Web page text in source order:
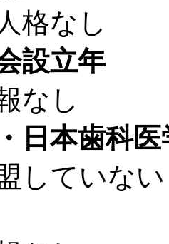
なし
設立年
し
日本歯科
いない